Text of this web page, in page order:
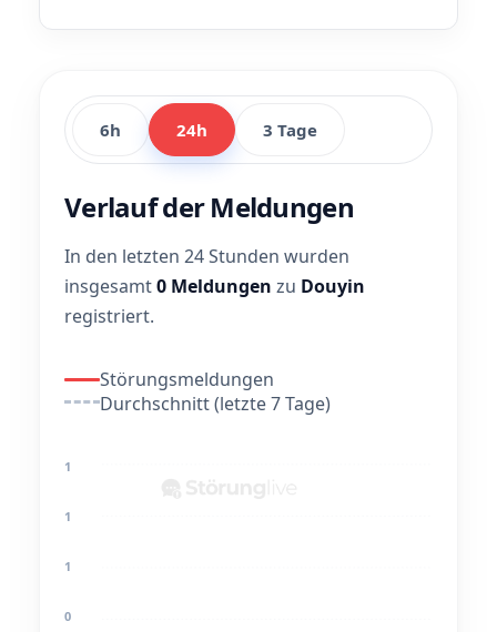
6h 24h 3 Tage
Verlauf der Meldungen
In den letzten 24 Stunden wurden
insgesamt0 Meldungen zu Douyin
registriert.
Störungsmeldungen
Durchschnitt (letzte 7 Tage)
1
1
1
0